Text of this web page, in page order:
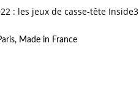
: les jeux de casse-tête Inside3
, Made in France